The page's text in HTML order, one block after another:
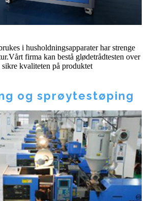
i husholdningsapparater har strenge
firma kan bestå glødetrådtesten over
kvaliteten på produktet
og sprøytestøping